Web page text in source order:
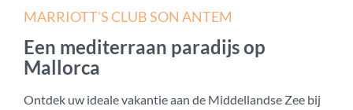
MARRIOTT'S CLUB SON ANTEM
Een mediterraan paradijs op
Mallorca
Ontdek uw ideale vakantie aan de Middellandse Zee bij